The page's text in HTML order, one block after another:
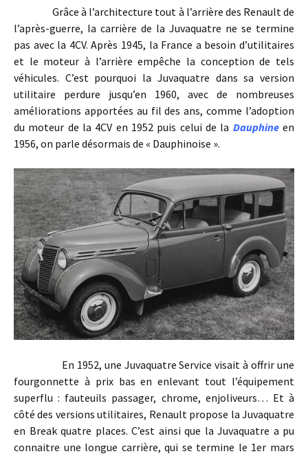
Grâce à l’architecture tout à l’arrière des Renault de
l’après-guerre, la carrière de la Juvaquatre ne se termine
pas avec la 4CV. Après 1945, la France a besoin d’utilitaires
et le moteur à l’arrière empêche la conception de tels
véhicules. C’est pourquoi la Juvaquatre dans sa version
utilitaire perdure jusqu’en 1960, avec de nombreuses
améliorations apportées au fil des ans, comme l’adoption
du moteur de la 4CV en 1952 puis celui de la Dauphineen
1956, on parle désormais de « Dauphinoise ».
En 1952, une Juvaquatre Service visait à offrir une
fourgonnette à prix bas en enlevant tout l’équipement
superflu : fauteuils passager, chrome, enjoliveurs… Et à
côté des versions utilitaires, Renault propose la Juvaquatre
en Break quatre places. C’est ainsi que la Juvaquatre a pu
connaitre une longue carrière, qui se termine le 1er mars